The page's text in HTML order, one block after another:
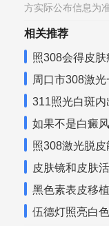
方实际公布信息为准
相关推荐
照308会得皮肤
周口市308激
311照光白斑
如果不是白癜
照308激光脱
皮肤镜和皮肤
黑色素表皮移
伍德灯照亮白